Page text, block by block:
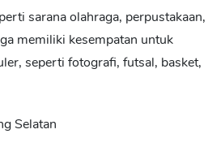
sarana olahraga, perpustakaan,
memiliki kesempatan untuk
seperti fotografi, futsal, basket,
Selatan